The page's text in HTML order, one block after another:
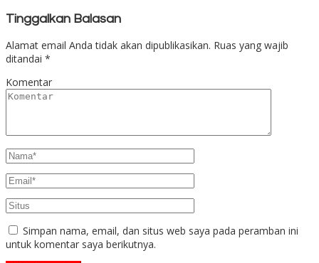
Tinggalkan Balasan
Alamat email Anda tidak akan dipublikasikan. Ruas yang wajib
ditandai *
Komentar
Simpan nama, email, dan situs web saya pada peramban ini
untuk komentar saya berikutnya.